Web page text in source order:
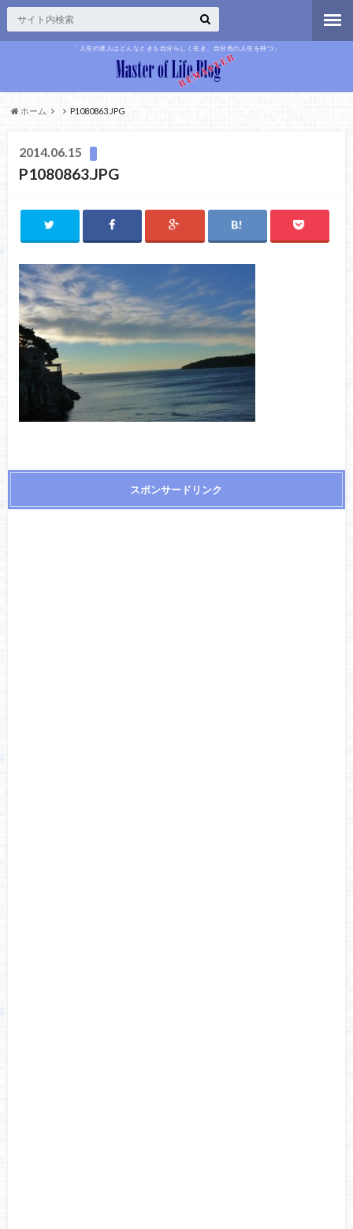
「人生の達人はどんなときも自分らしく生き、自分色の人生を持つ」
ホーム P1080863.JPG
2014.06.15
P1080863.JPG
スポンサードリンク